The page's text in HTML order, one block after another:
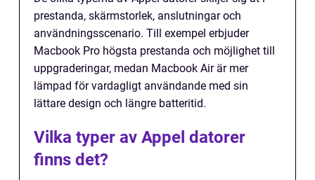
prestanda, skärmstorlek, anslutningar och
användningsscenario. Till exempel erbjuder
Macbook Pro högsta prestanda och möjlighet till
uppgraderingar, medan Macbook Air är mer
lämpad för vardagligt användande med sin
lättare design och längre batteritid.
Vilka typer av Appel datorer
finns det?